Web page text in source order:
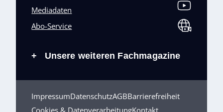
Mediadaten
Abo-Service
+ Unsere weiteren Fachmagazine
ImpressumDatenschutzAGBBarrierefreiheit